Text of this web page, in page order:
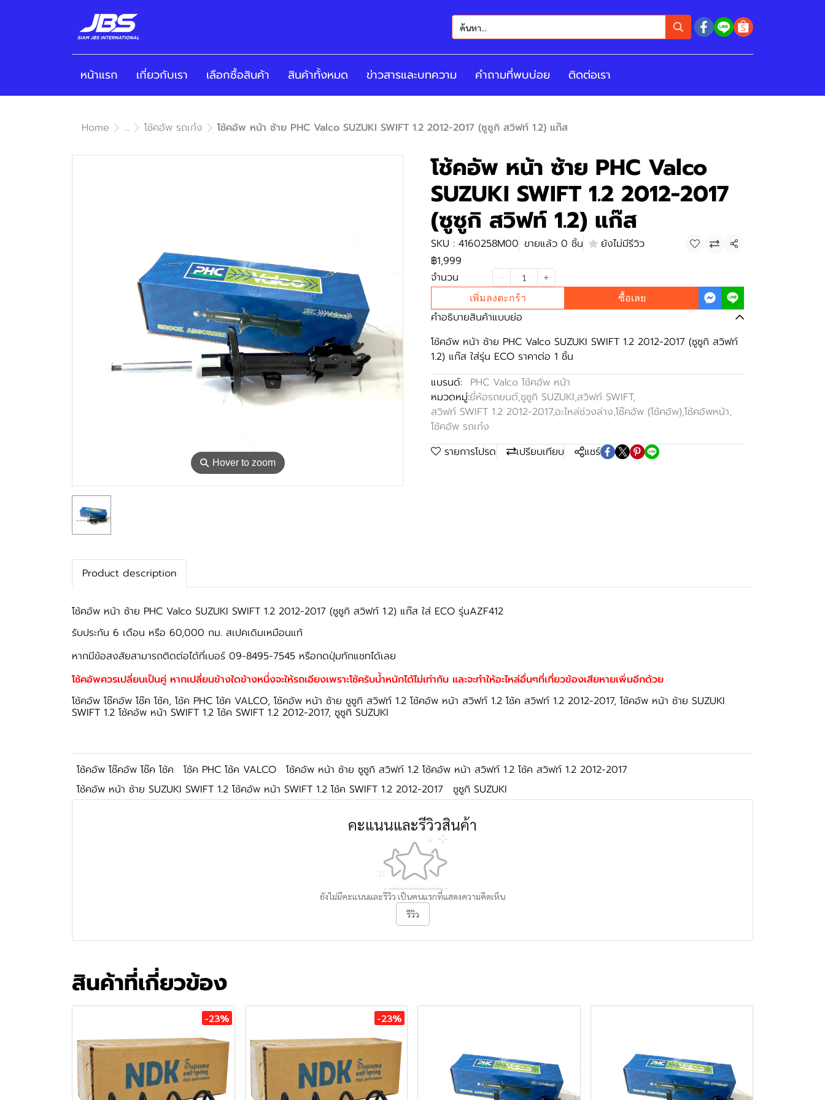
หน้าแรก เกี่ยวกับเรา เลือกซื้อสินค้า สินค้าทั้งหมด ข่าวสารและบทความ คำถามที่พบบ่อย ติดต่อเรา
Home ... โช้คอัพ รถเก๋ง โช้คอัพ หน้า ซ้าย PHC Valco SUZUKI SWIFT 1.2 2012-2017 (ซูซูกิ สวิฟท์ 1.2) แก๊ส
⚲ Hover to zoom
โช้คอัพ หน้า ซ้าย PHC Valco
SUZUKI SWIFT 1.2 2012-2017
(ซูซูกิ สวิฟท์ 1.2) แก๊ส
SKU : 4160258M00 ขายแล้ว 0 ชิ้น ยังไม่มีรีวิว แชร์
฿1,999
จำนวน
เพิ่มลงตะกร้า ซื้อเลย
คำอธิบายสินค้าแบบย่อ
โช้คอัพ หน้า ซ้าย PHC Valco SUZUKI SWIFT 1.2 2012-2017 (ซูซูกิ สวิฟท์
1.2) แก๊ส ใส่รุ่น ECO ราคาต่อ 1 ชิ้น
แบรนด์:
PHC Valco โช้คอัพ หน้า
หมวดหมู่:ยี่ห้อรถยนต์,ซูซูกิ SUZUKI,สวิฟท์ SWIFT,
สวิฟท์ SWIFT 1.2 2012-2017,อะไหล่ช่วงล่าง,โช๊คอัพ (โช้คอัพ),โช้คอัพหน้า,
โช้คอัพ รถเก๋ง
รายการโปรด
เปรียบเทียบ แชร์
Product description
โช้คอัพ หน้า ซ้าย PHC Valco SUZUKI SWIFT 1.2 2012-2017 (ซูซูกิ สวิฟท์ 1.2) แก๊ส ใส่ ECO รุ่นAZF412
รับประกัน 6 เดือน หรือ 60,000 กม. สเปคเดิมเหมือนแท้
หากมีข้อสงสัยสามารถติดต่อได้ที่เบอร์ 09-8495-7545 หรือกดปุ่มทักแชทได้เลย
โช้คอัพควรเปลี่ยนเป็นคู่ หากเปลี่ยนข้างใดข้างหนึ่งจะให้รถเอียงเพราะโช้ครับน้ำหนักได้ไม่เท่ากัน และจะทำให้อะไหล่อื่นๆที่เกี่ยวข้องเสียหายเพิ่มอีกด้วย
โช้คอัพ โช๊คอัพ โช๊ค โช้ค, โช้ค PHC โช้ค VALCO, โช้คอัพ หน้า ซ้าย ซูซูกิ สวิฟท์ 1.2 โช้คอัพ หน้า สวิฟท์ 1.2 โช้ค สวิฟท์ 1.2 2012-2017, โช้คอัพ หน้า ซ้าย SUZUKI
SWIFT 1.2 โช้คอัพ หน้า SWIFT 1.2 โช้ค SWIFT 1.2 2012-2017, ซูซูกิ SUZUKI
โช้คอัพ โช๊คอัพ โช๊ค โช้ค โช้ค PHC โช้ค VALCO
โช้คอัพ หน้า ซ้าย ซูซูกิ สวิฟท์ 1.2 โช้คอัพ หน้า สวิฟท์ 1.2 โช้ค สวิฟท์ 1.2 2012-2017
โช้คอัพ หน้า ซ้าย SUZUKI SWIFT 1.2 โช้คอัพ หน้า SWIFT 1.2 โช้ค SWIFT 1.2 2012-2017
ซูซูกิ SUZUKI
คะแนนและรีวิวสินค้า
ยังไม่มีคะแนนและรีวิว เป็นคนแรกที่แสดงความคิดเห็น
รีวิว
สินค้าที่เกี่ยวข้อง
-23% -23%